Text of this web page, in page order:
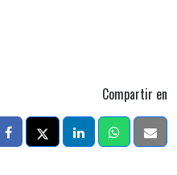
Compartir en